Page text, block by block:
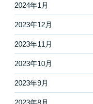
2024年1月
2023年12月
2023年11月
2023年10月
2023年9月
2023年8月